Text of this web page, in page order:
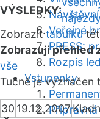
Veřejné
PRESS:
Rozpis
Vstupenky
Přípravná
VÝSLEDKY:
nájezdy
Zobrazittabulku
Zobrazuji přehled
vše
Tučně je vyznačen
30 19.12.2007